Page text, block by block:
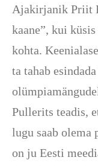
Ajakirjanik Priit
kaane”, kui
kohta.
ta tahab
Pullerits teadis,
lugu saab olema
on ju Eesti